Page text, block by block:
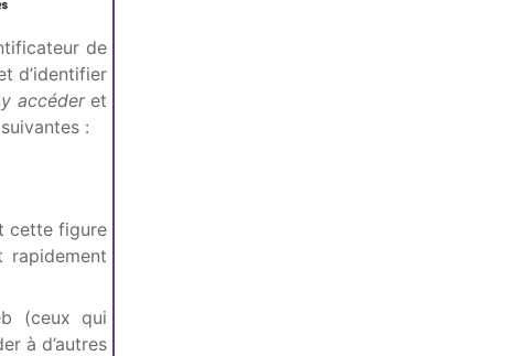
de
d’identifier
y accéderet
:
cette figure
(ceux qui
à d’autres